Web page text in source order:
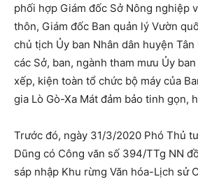
phối hợp Giám đốc Sở Nông nghiệp
thôn, Giám đốc Ban quản lý Vườn
chủ tịch Ủy ban Nhân dân huyện
các Sở, ban, ngành tham mưu Ủy
xếp, kiện toàn tổ chức bộ máy của
gia Lò Gò-Xa Mát đảm bảo tinh gọn,
Trước đó, ngày 31/3/2020 Phó Thủ
Dũng có Công văn số 394/TTg NN
sáp nhập Khu rừng Văn hóa-Lịch sử